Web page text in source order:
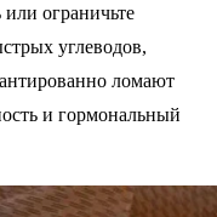
ограничьте
углеводов,
ломают
и гормональный